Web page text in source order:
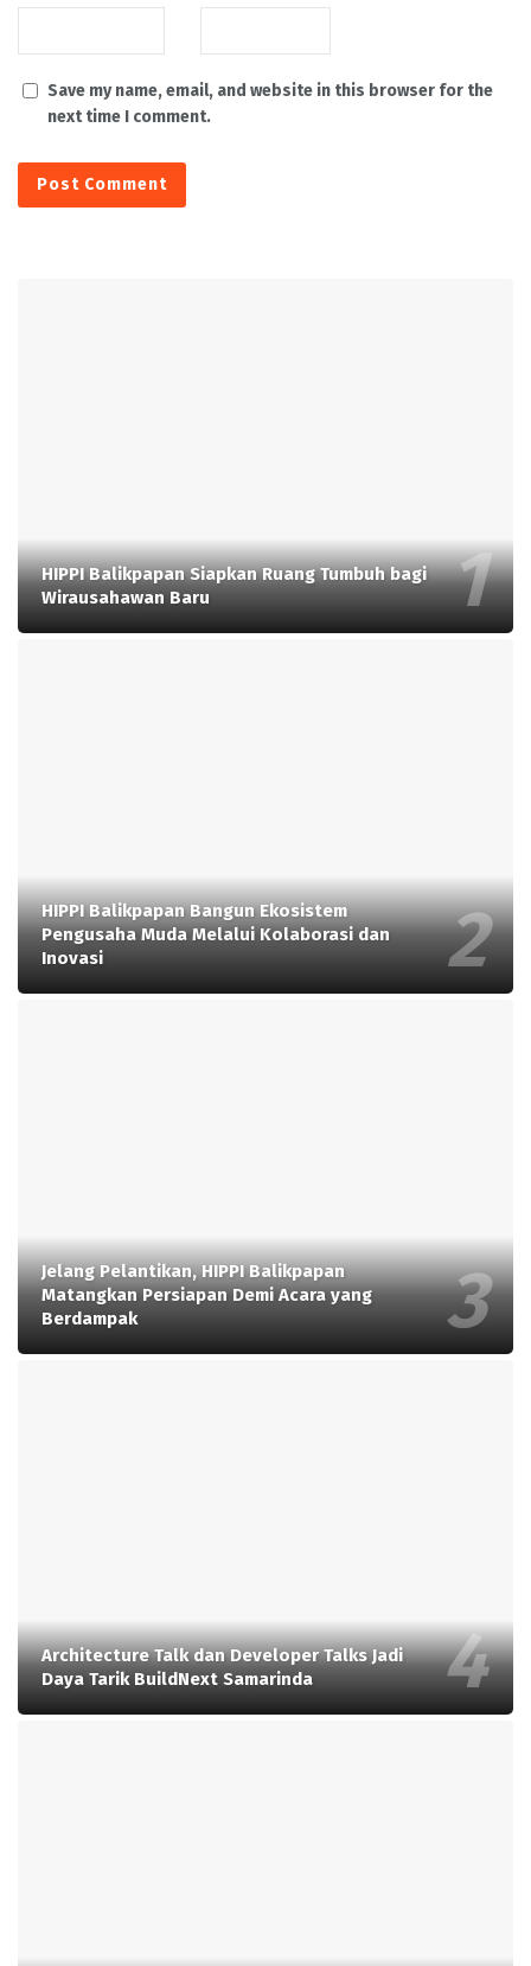
Save my name, email, and website in this browser for the
next time I comment.
HIPPI Balikpapan Siapkan Ruang Tumbuh bagi
Wirausahawan Baru
HIPPI Balikpapan Bangun Ekosistem
Pengusaha Muda Melalui Kolaborasi dan
Inovasi
Jelang Pelantikan, HIPPI Balikpapan
Matangkan Persiapan Demi Acara yang
Berdampak
Architecture Talk dan Developer Talks Jadi
Daya Tarik BuildNext Samarinda